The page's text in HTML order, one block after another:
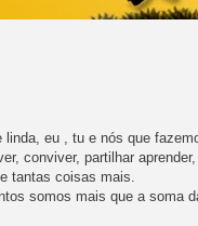
linda, eu , tu e nós que
conviver, partilhar aprender,
tantas coisas mais.
somos mais que a soma